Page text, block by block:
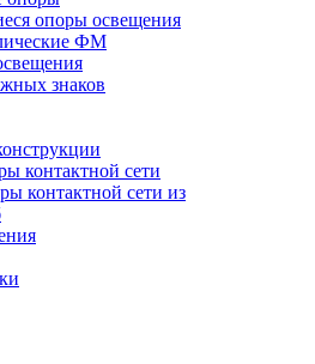
опоры освещения
ФМ
знаков
контактной сети
контактной сети из